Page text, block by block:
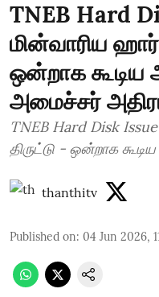
TNEB Hard
மின்வாரிய
ஒன்றாக கூடிய
அமைச்சர்
TNEB Hard Disk
திருட்டு - ஒன்றாக
thanthitv
Published on: 04 Jun 2026,